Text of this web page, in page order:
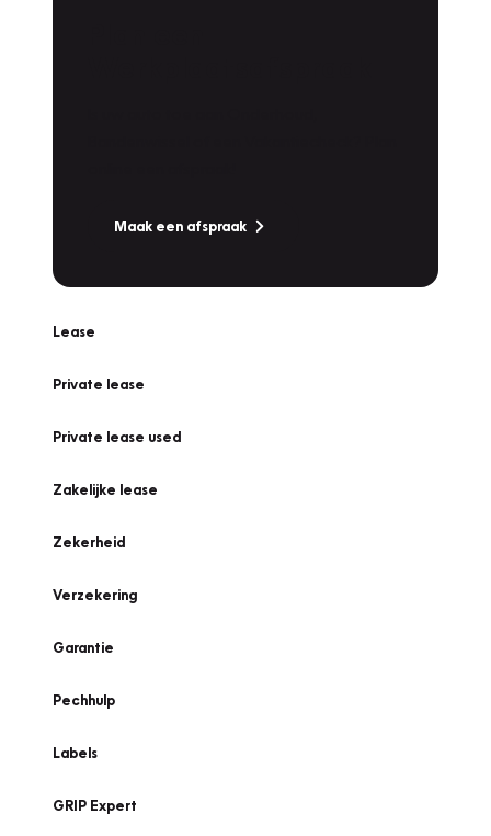
Maak een afspraak
Lease
Private lease
Private lease used
Zakelijke lease
Zekerheid
Verzekering
Garantie
Pechhulp
Labels
GRIP Expert